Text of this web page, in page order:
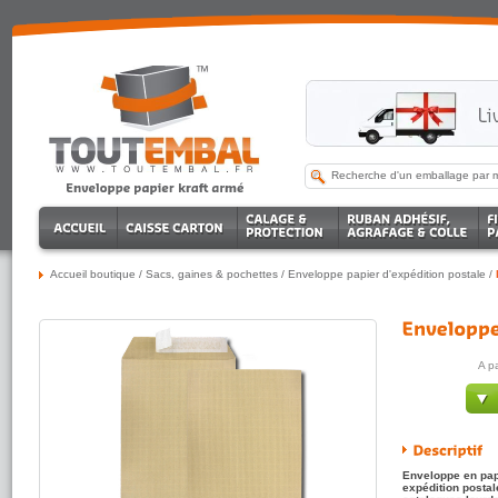
Accueil boutique / Sacs, gaines & pochettes / Enveloppe papier d'expédition postale /
A
Enveloppe en
expédition